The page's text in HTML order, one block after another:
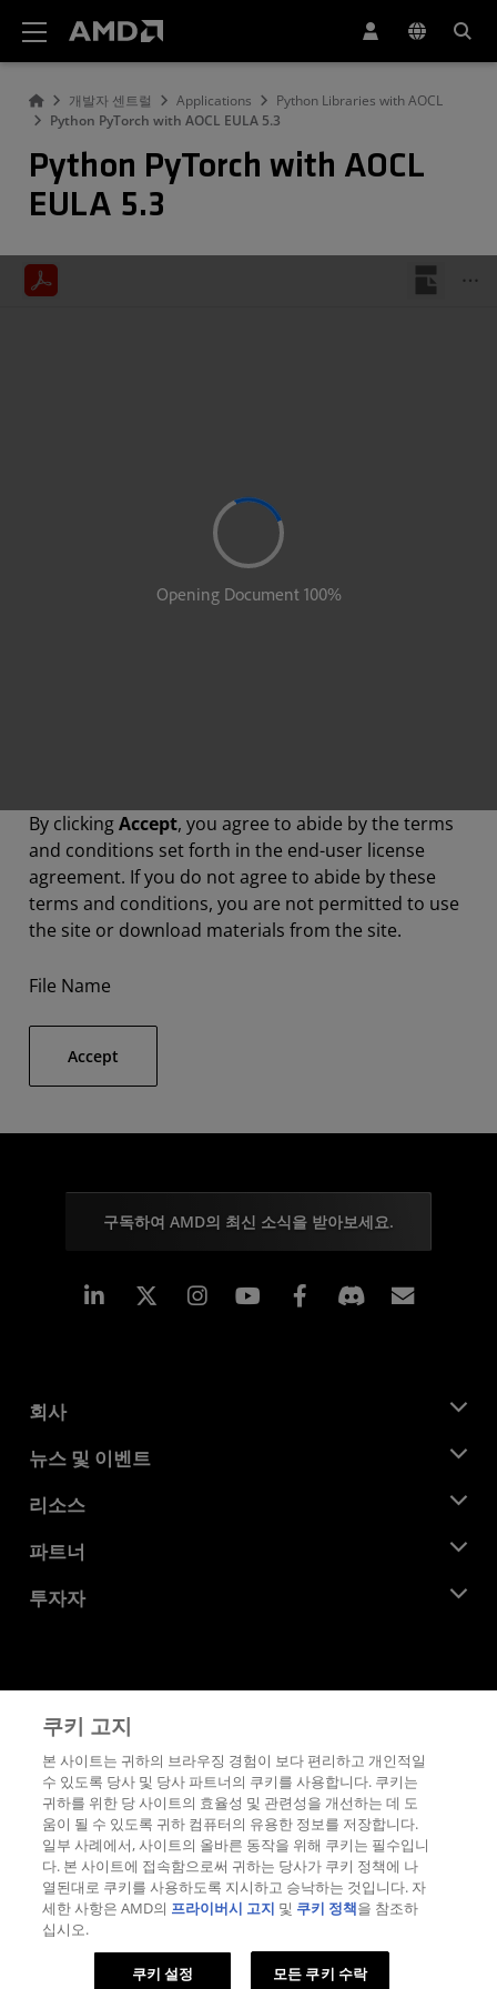
개발자 센트럴 Applications
Python Libraries with AOCL
Python PyTorch with AOCL EULA 5.3
Python PyTorch with AOCL
EULA 5.3
By clickingAccept, you agree to abide by the terms
and conditions set forth in the end-user license
agreement. If you do not agree to abide by these
terms and conditions, you are not permitted to use
the site or download materials from the site.
File Name
Accept
구독하여 AMD의 최신 소식을 받아보세요.
Linkedin Instagram Facebook
회사
AMD 소개
기업의 사회적 책임
채용
문의하기
뉴스 및 이벤트
뉴스룸
미디어 라이브러리
리소스
개발자 센트럴
사례 연구
파트너
AMD 파트너 허브
투자자
이사위원회
거버넌스 문서
SEC 신고서
상표
공급망 투명성
공정 및 공개 경쟁
영국 세금 전략
쿠키 정책
쿠키 설정
쿠키 고지
본 사이트는 귀하의 브라우징 경험이 보다 편리하고 개인적일
수 있도록 당사 및 당사 파트너의 쿠키를 사용합니다. 쿠키는
귀하를 위한 당 사이트의 효율성 및 관련성을 개선하는 데 도
움이 될 수 있도록 귀하 컴퓨터의 유용한 정보를 저장합니다.
일부 사례에서, 사이트의 올바른 동작을 위해 쿠키는 필수입니
다. 본 사이트에 접속함으로써 귀하는 당사가 쿠키 정책에 나
열된대로 쿠키를 사용하도록 지시하고 승낙하는 것입니다. 자
세한 사항은 AMD의 프라이버시 고지 및 쿠키 정책을 참조하
십시오.
쿠키 설정 모든 쿠키 수락